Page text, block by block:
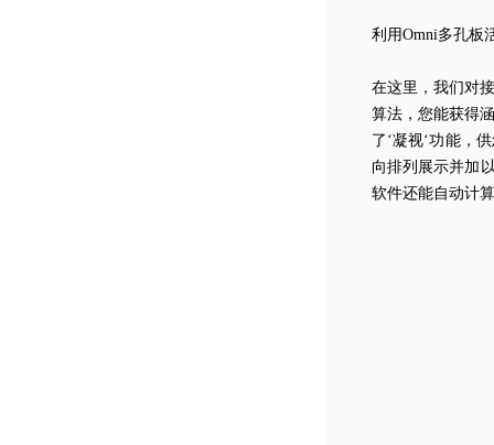
利用Omni多孔板
在这里，我们对
算法，您能获得
了‘凝视‘功能，
向排列展示并加
软件还能自动计